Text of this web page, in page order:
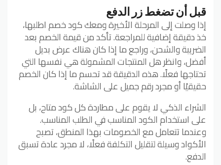
قبل أن تضغط زر الدفع
إذا وصلت إلى المرحلة الأخيرة ومعك كود خصم اطلبها،
خذ دقيقة إضافية للمراجعة. تأكد من قيمة الخصم بعد
الضريبة والشحن، وراجع ما إذا كان هناك عرض بديل
أفضل، وانظر هل المنتجات المشمولة هي نفسها التي
تحتاجها فعلًا. هذه الدقيقة قد تحسم ما إذا كان الخصم
حقيقيًا أو مجرد رقم جميل على الشاشة.
الشراء الذكي لا يقوم على مطاردة كل كود متاح، بل
على استخدام الكود المناسب في الطلب المناسب.
وعندما تتعامل مع الخصومات بهذا المنطق، تصبح
الأكواد وسيلة لتقليل التكلفة فعلًا، لا مجرد عادة تسبق
الدفع.